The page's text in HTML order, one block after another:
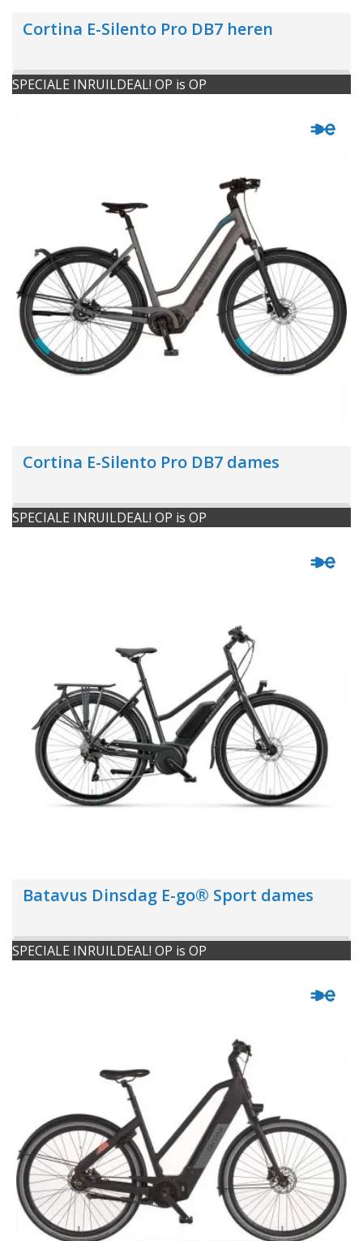
Cortina E-Silento Pro DB7 heren
SPECIALE INRUILDEAL! OP is OP
Cortina E-Silento Pro DB7 dames
SPECIALE INRUILDEAL! OP is OP
Batavus Dinsdag E-go® Sport dames
SPECIALE INRUILDEAL! OP is OP